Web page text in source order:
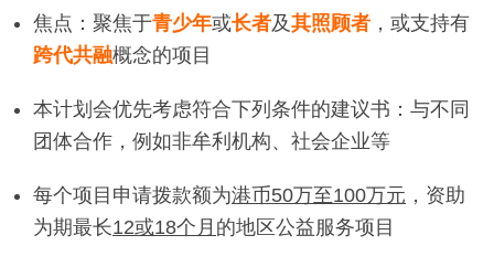
焦点：聚焦于青少年或长者及其照顾者 ，或支持有
跨代共融概念的项目
本计划会优先考虑符合下列条件的建议书：与不同
团体合作，例如非牟利机构、社会企业等
每个项目申请拨款额为港币50万至100万元 ，资助
为期最长12或18个月 的地区公益服务项目